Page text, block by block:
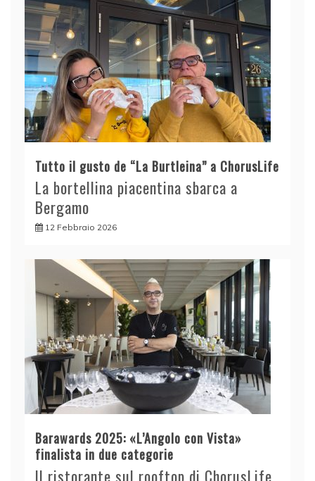
Tutto il gusto de “La Burtleina” a ChorusLife
La bortellina piacentina sbarca a
Bergamo
12 Febbraio 2026
Barawards 2025: «L’Angolo con Vista»
finalista in due categorie
Il ristorante sul rooftop di ChorusLife